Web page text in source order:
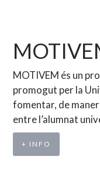
MOTIVEM és un
promogut per la
fomentar, de
entre l’alumnat
+ INFO